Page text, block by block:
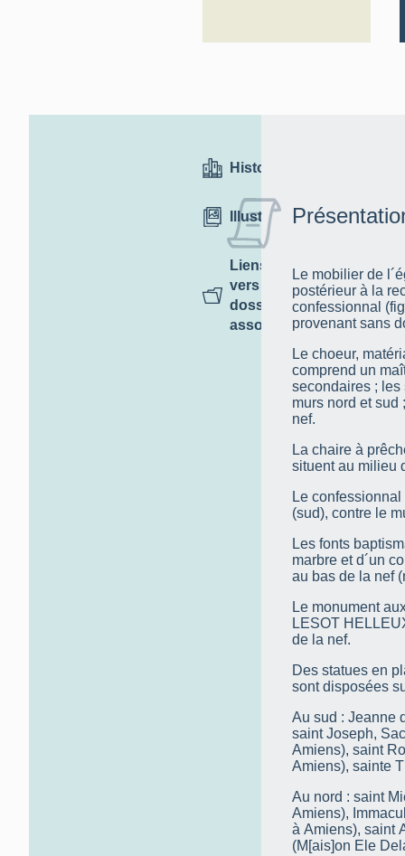
Historique
Illustrations
Liens
vers des
dossiers
associés
Le mobilier de
postérieur à la
confessionnal
provenant sans
Le choeur,
comprend un
secondaires ;
murs nord et sud
nef.
La chaire à
situent au milieu
Le
(sud), contre le
Les fonts
marbre et d´un
au bas de la nef
Le monument
LESOT
de la nef.
Des statues en
sont disposées
Au sud : Jeanne
saint Joseph,
Amiens), saint
Amiens), sainte
Au nord : saint
Amiens),
à Amiens), saint
(M[ais]on Ele